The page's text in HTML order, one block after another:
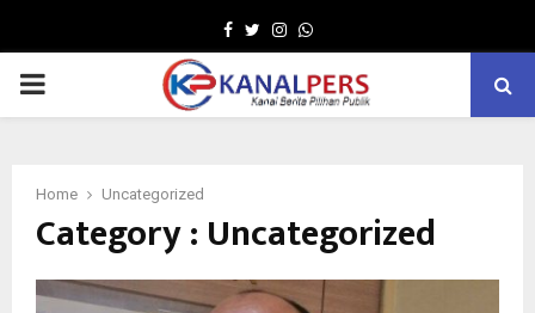
Facebook
TwitterInstagram
Whatsapp
PRIMARY
Home Uncategorized
Category : Uncategorized